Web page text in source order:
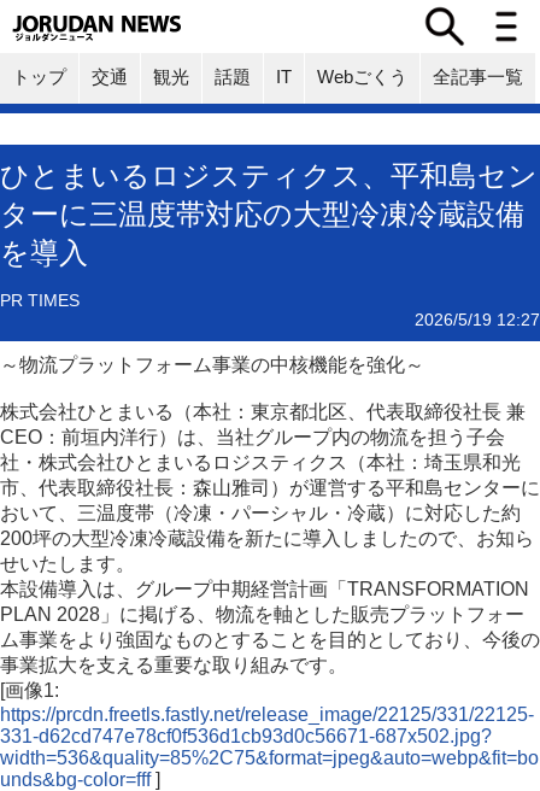
トップ 交通 観光 話題 IT Webごくう 全記事一覧
ひとまいるロジスティクス、平和島セン
ターに三温度帯対応の大型冷凍冷蔵設備
を導入
PR TIMES
2026/5/19 12:27
～物流プラットフォーム事業の中核機能を強化～
株式会社ひとまいる（本社：東京都北区、代表取締役社長 兼
CEO：前垣内洋行）は、当社グループ内の物流を担う子会
社・株式会社ひとまいるロジスティクス（本社：埼玉県和光
市、代表取締役社長：森山雅司）が運営する平和島センターに
おいて、三温度帯（冷凍・パーシャル・冷蔵）に対応した約
200坪の大型冷凍冷蔵設備を新たに導入しましたので、お知ら
せいたします。
本設備導入は、グループ中期経営計画「TRANSFORMATION
PLAN 2028」に掲げる、物流を軸とした販売プラットフォー
ム事業をより強固なものとすることを目的としており、今後の
事業拡大を支える重要な取り組みです。
[画像1:
https://prcdn.freetls.fastly.net/release_image/22125/331/22125-
331-d62cd747e78cf0f536d1cb93d0c56671-687x502.jpg?
width=536&quality=85%2C75&format=jpeg&auto=webp&fit=bo
unds&bg-color=fff]